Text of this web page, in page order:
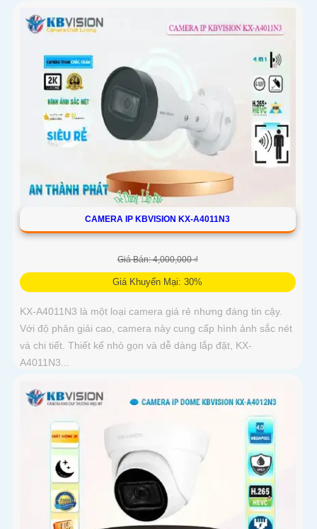
CAMERA IP KBVISION KX-A4011N3
Giá Bán: 4,000,000 ₫
Giá Khuyến Mại: 30%
KX-A4011N3 là một loại camera giá rẻ nhưng đáng tin cậy.
Với độ phân giải cao, camera này cung cấp hình ảnh sắc nét
và chi tiết. Thiết kế nhỏ gọn và dễ dàng lắp đặt, KX-
A4011N3...